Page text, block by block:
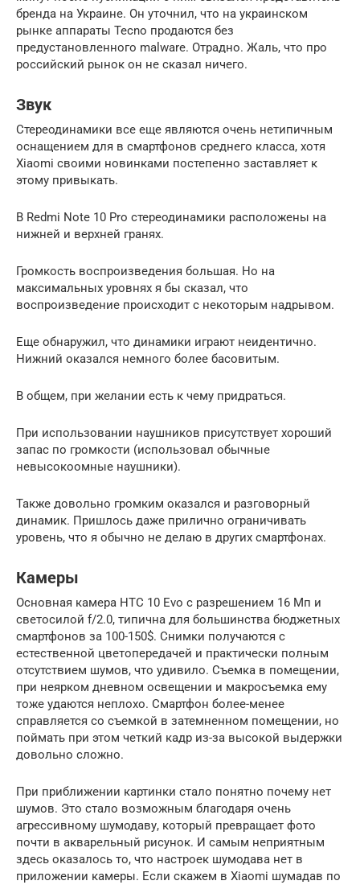
бренда на Украине. Он уточнил, что на украинском
рынке аппараты Tecno продаются без
предустановленного malware. Отрадно. Жаль, что про
российский рынок он не сказал ничего.
Звук
Стереодинамики все еще являются очень нетипичным
оснащением для в смартфонов среднего класса, хотя
Xiaomi своими новинками постепенно заставляет к
этому привыкать.
В Redmi Note 10 Pro стереодинамики расположены на
нижней и верхней гранях.
Громкость воспроизведения большая. Но на
максимальных уровнях я бы сказал, что
воспроизведение происходит с некоторым надрывом.
Еще обнаружил, что динамики играют неидентично.
Нижний оказался немного более басовитым.
В общем, при желании есть к чему придраться.
При использовании наушников присутствует хороший
запас по громкости (использовал обычные
невысокоомные наушники).
Также довольно громким оказался и разговорный
динамик. Пришлось даже прилично ограничивать
уровень, что я обычно не делаю в других смартфонах.
Камеры
Основная камера HTC 10 Evo с разрешением 16 Мп и
светосилой f/2.0, типична для большинства бюджетных
смартфонов за 100-150$. Снимки получаются с
естественной цветопередачей и практически полным
отсутствием шумов, что удивило. Съемка в помещении,
при неярком дневном освещении и макросъемка ему
тоже удаются неплохо. Смартфон более-менее
справляется со съемкой в затемненном помещении, но
поймать при этом четкий кадр из-за высокой выдержки
довольно сложно.
При приближении картинки стало понятно почему нет
шумов. Это стало возможным благодаря очень
агрессивному шумодаву, который превращает фото
почти в акварельный рисунок. И самым неприятным
здесь оказалось то, что настроек шумодава нет в
приложении камеры. Если скажем в Xiaomi шумадав по